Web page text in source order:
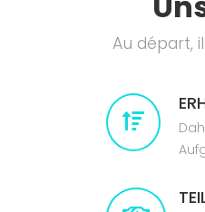
Au départ,